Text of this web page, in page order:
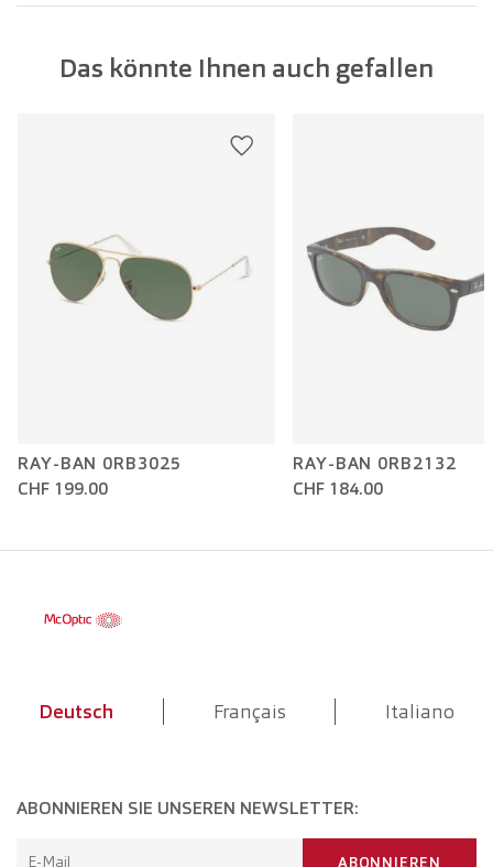
Glasbreite: 50 mm
Das könnte Ihnen auch gefallen
RAY-BAN 0RB3025
CHF 199.00
RAY-BAN 0RB2132
CHF 184.00
Deutsch Français Italiano
ABONNIEREN SIE UNSEREN NEWSLETTER:
E-Mail ABONNIEREN